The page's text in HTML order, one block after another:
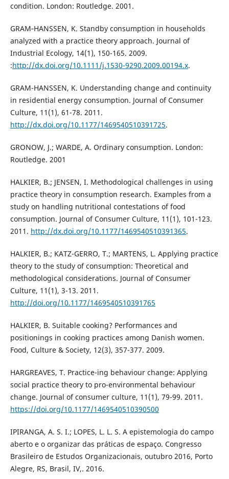
condition. London: Routledge. 2001.
GRAM‐HANSSEN, K. Standby consumption in households
analyzed with a practice theory approach. Journal of
Industrial Ecology, 14(1), 150-165. 2009.
:http://dx.doi.org/10.1111/j.1530-9290.2009.00194.x.
GRAM-HANSSEN, K. Understanding change and continuity
in residential energy consumption. Journal of Consumer
Culture, 11(1), 61-78. 2011.
http://dx.doi.org/10.1177/1469540510391725.
GRONOW, J.; WARDE, A. Ordinary consumption. London:
Routledge. 2001
HALKIER, B.; JENSEN, I. Methodological challenges in using
practice theory in consumption research. Examples from a
study on handling nutritional contestations of food
consumption. Journal of Consumer Culture, 11(1), 101-123.
2011. http://dx.doi.org/10.1177/1469540510391365.
HALKIER, B.; KATZ-GERRO, T.; MARTENS, L. Applying practice
theory to the study of consumption: Theoretical and
methodological considerations. Journal of Consumer
Culture, 11(1), 3-13. 2011.
http://doi.org/10.1177/1469540510391765
HALKIER, B. Suitable cooking? Performances and
positionings in cooking practices among Danish women.
Food, Culture & Society, 12(3), 357-377. 2009.
HARGREAVES, T. Practice-ing behaviour change: Applying
social practice theory to pro-environmental behaviour
change. Journal of consumer culture, 11(1), 79-99. 2011.
https://doi.org/10.1177/1469540510390500
IPIRANGA, A. S. I.; LOPES, L. L. S. A epistemologia do campo
aberto e o organizar das práticas de espaço. Congresso
Brasileiro de Estudos Organizacionais, outubro 2016, Porto
Alegre, RS, Brasil, IV,. 2016.